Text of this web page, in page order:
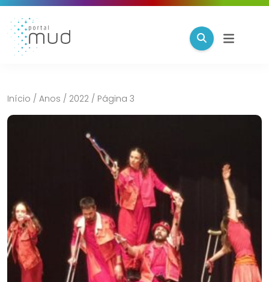
Início / Anos / 2022 / Página 3